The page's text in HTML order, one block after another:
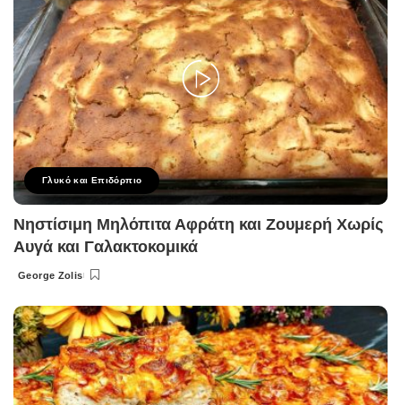
Γλυκό και Επιδόρπιο
Νηστίσιμη Μηλόπιτα Αφράτη και Ζουμερή Χωρίς
Αυγά και Γαλακτοκομικά
Posted
George Zolis